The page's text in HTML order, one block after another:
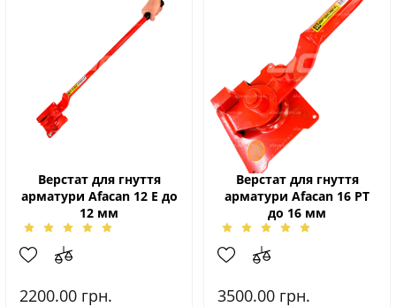
Верстат для гнуття
арматури Afacan 12 Е до
12 мм
2200.00 грн.
Верстат для гнуття
арматури Afacan 16 РТ
до 16 мм
3500.00 грн.